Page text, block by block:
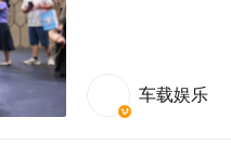
车载娱乐